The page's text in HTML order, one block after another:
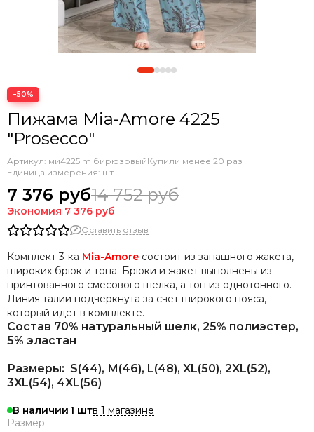
−50%
Пижама Mia-Amore 4225
"Prosecco"
Артикул: ми4225 m бирюзовыйКупили менее 20 раз
Единица измерения: шт
7 376 руб14 752 руб
Экономия 7 376 руб
Оставить отзыв
Комплект 3-ка Mia-Amore состоит из запашного жакета,
широких брюк и топа. Брюки и жакет выполнены из
принтованного смесового шелка, а топ из однотонного.
Линия талии подчеркнута за счет широкого пояса,
который идет в комплекте.
Состав 70% натуральный шелк, 25% полиэстер,
5% эластан
Размеры: S(44), М(46), L(48), XL(50), 2XL(52),
3XL(54), 4XL(56)
В наличии 1
в 1 магазине
Размер